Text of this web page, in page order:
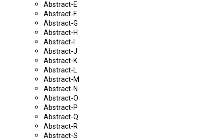
Abstract-E
Abstract-F
Abstract-G
Abstract-H
Abstract-I
Abstract-J
Abstract-K
Abstract-L
Abstract-M
Abstract-N
Abstract-O
Abstract-P
Abstract-Q
Abstract-R
Abstract-S